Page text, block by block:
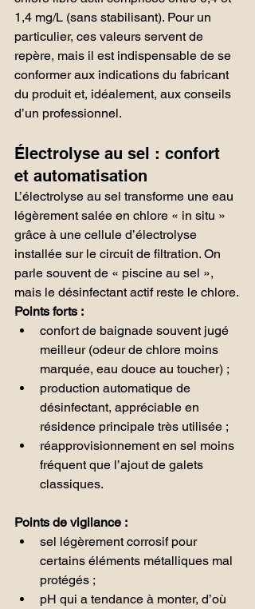
1,4 mg/L (sans stabilisant). Pour un
particulier, ces valeurs servent de
repère, mais il est indispensable de se
conformer aux indications du fabricant
du produit et, idéalement, aux conseils
d’un professionnel.
Électrolyse au sel : confort
et automatisation
L’électrolyse au sel transforme une eau
légèrement salée en chlore « in situ »
grâce à une cellule d’électrolyse
installée sur le circuit de filtration. On
parle souvent de « piscine au sel »,
mais le désinfectant actif reste le chlore.
Points forts :
confort de baignade souvent jugé
meilleur (odeur de chlore moins
marquée, eau douce au toucher) ;
production automatique de
désinfectant, appréciable en
résidence principale très utilisée ;
réapprovisionnement en sel moins
fréquent que l’ajout de galets
classiques.
Points de vigilance :
sel légèrement corrosif pour
certains éléments métalliques mal
protégés ;
pH qui a tendance à monter, d’où